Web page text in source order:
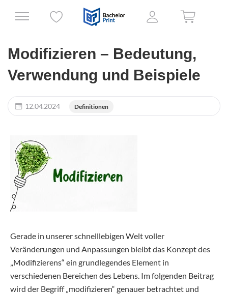
Modifizieren – Bedeutung,
Verwendung und Beispiele
12.04.2024 Definitionen
Gerade in unserer schnelllebigen Welt voller
Veränderungen und Anpassungen bleibt das Konzept des
„Modifizierens“ ein grundlegendes Element in
verschiedenen Bereichen des Lebens. Im folgenden Beitrag
wird der Begriff „modifizieren“ genauer betrachtet und